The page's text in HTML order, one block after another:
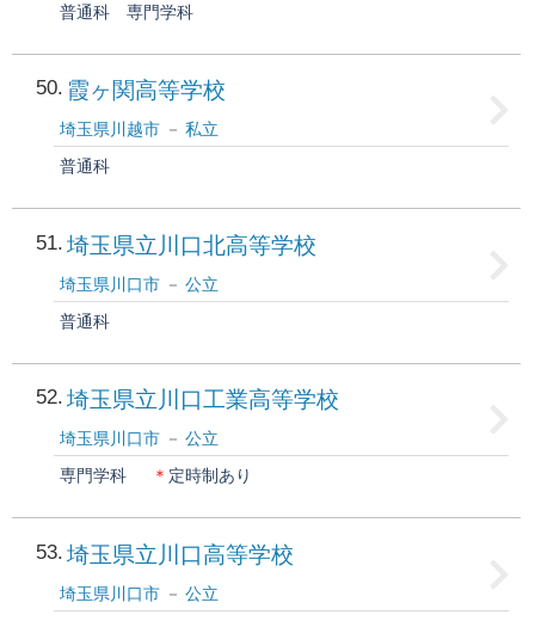
普通科
専門学科
50 霞ヶ関高等学校
埼玉県川越市
私立
普通科
51 埼玉県立川口北高等学校
埼玉県川口市
公立
普通科
52 埼玉県立川口工業高等学校
埼玉県川口市
公立
専門学科
＊ 定時制あり
53 埼玉県立川口高等学校
埼玉県川口市
公立